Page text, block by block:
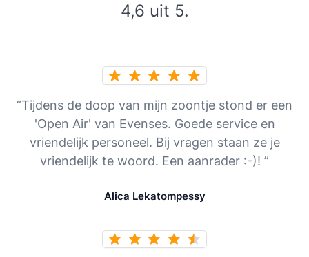
4,6 uit 5.
“Tijdens de doop van mijn zoontje stond er een
'Open Air' van Evenses. Goede service en
vriendelijk personeel. Bij vragen staan ze je
vriendelijk te woord. Een aanrader :-)! ”
Alica Lekatompessy